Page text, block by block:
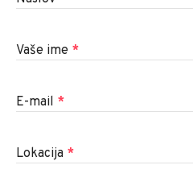
Vaše ime *
E-mail *
Lokacija *